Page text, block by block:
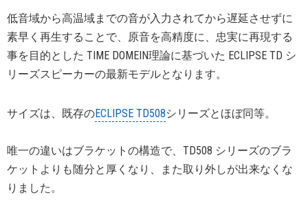
低音域から高温域までの音が入力されてから遅延させずに
素早く再生することで、原音を高精度に、忠実に再現する
事を目的とした TIME DOMEIN理論に基づいた ECLIPSE TD シ
リーズスピーカーの最新モデルとなります。
サイズは、既存のECLIPSE TD508シリーズとほぼ同等。
唯一の違いはブラケットの構造で、TD508 シリーズのブラ
ケットよりも随分と厚くなり、また取り外しが出来なくな
りました。